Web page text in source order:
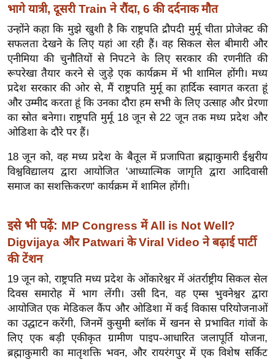
ख्सि
य
त
यं
ग
इं
डि
या
सा
हि
त्य
ज
त
ऑ
टो
र्ल्ड
न्यू
ज
ब्री
फ
भागे यात्री, दूसरी Train ने रौंदा, 6 की दर्दनाक मौत
उन्होंने कहा कि मुझे खुशी है कि राष्ट्रपति द्रौपदी मुर्मू चीता प्रोजेक्ट की
सफलता देखने के लिए यहां आ रही हैं। वह सिकल सेल बीमारी और
एनीमिया की चुनौतियों से निपटने के लिए सरकार की रणनीति की
रूपरेखा तैयार करने से जुड़े एक कार्यक्रम में भी शामिल होंगी। मध्य
प्रदेश सरकार की ओर से, मैं राष्ट्रपति मुर्मू का हार्दिक स्वागत करता हूं
और उम्मीद करता हूं कि उनका दौरा हम सभी के लिए उत्साह और प्रेरणा
का स्रोत बनेगा। राष्ट्रपति मुर्मू 18 जून से 22 जून तक मध्य प्रदेश और
ओडिशा के दौरे पर हैं।
18 जून को, वह मध्य प्रदेश के बैतूल में प्रजापिता ब्रह्माकुमारी ईश्वरीय
विश्वविद्यालय द्वारा आयोजित 'आध्यात्मिक जागृति द्वारा आदिवासी
समाज का सशक्तिकरण' कार्यक्रम में शामिल होंगी।
इसे भी पढ़ें: MP Congress में All is Not Well?
Digvijaya और Patwari के Viral Video ने बढ़ाई पार्टी
की टेंशन
19 जून को, राष्ट्रपति मध्य प्रदेश के ओंकारेश्वर में अंतर्राष्ट्रीय सिकल सेल
दिवस समारोह में भाग लेंगी। उसी दिन, वह एम्स भुवनेश्वर द्वारा
आयोजित एक मेडिकल कैंप और ओडिशा में कई विकास परियोजनाओं
का उद्घाटन करेंगी, जिनमें कुसुमी ब्लॉक में खनन से प्रभावित गांवों के
लिए एक बड़ी एकीकृत ग्रामीण पाइप-आधारित जलापूर्ति योजना,
ब्रह्माकुमारी का मातृशक्ति भवन, और रायरंगपुर में एक विशेष सर्किट